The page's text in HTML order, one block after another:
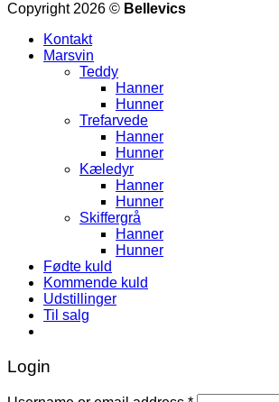
Copyright 2026 © Bellevics
Kontakt
Marsvin
Teddy
Hanner
Hunner
Trefarvede
Hanner
Hunner
Kæledyr
Hanner
Hunner
Skiffergrå
Hanner
Hunner
Fødte kuld
Kommende kuld
Udstillinger
Til salg
Login